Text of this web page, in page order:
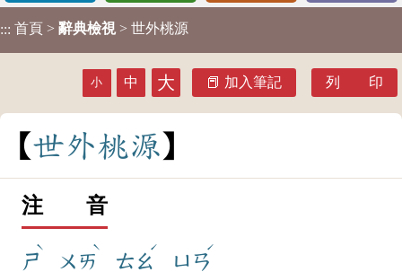
::: 首頁 > 辭典檢視 > 世外桃源
小 中 大 加入筆記 列 印
世外桃源
注 音
ㄕ
ˋ
ㄨㄞ
ˋ
ㄊㄠ
ˊ
ㄩㄢ
ˊ